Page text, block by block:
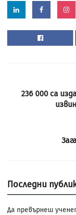
236 000 са
Последни
Да превърнеш